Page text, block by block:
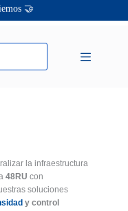
✨
la infraestructura
48RU con
soluciones
y control